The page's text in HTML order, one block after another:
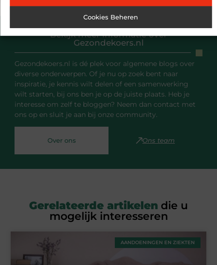
Cookies Beheren
Bekijk meer informatie over
Gezondekoers.nl
Gezondekoers.nl is dé plek voor algemene blogs over
diverse onderwerpen. Of je nu op zoek bent naar
inspiratie, je kennis wilt delen of een samenwerking
wilt starten, bij ons ben je op de juiste plaats. Heb je
interesse om zelf te bloggen? Neem dan contact met
ons op en sluit je aan bij onze community.
Over ons Ons team
Gerelateerde artikelen die u
mogelijk interesseren
AANDOENINGEN EN ZIEKTEN